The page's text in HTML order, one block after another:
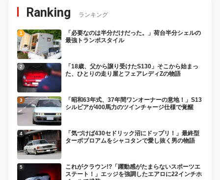
Ranking ランキング
「必要なのは半分だけだった。」荷台半分シェルの
最強トランポスタイル
「18歳、父から譲り受けたS130」そこから始まっ
た、ひとりの走り屋とフェアレディZの物語
「昭和63年式、37年間ワンオーナーの意地！」S13
シルビアが400馬力のツインチャージ仕様で覚醒
「気づけば430セドリック沼にドップリ！」最終型
ターボブロアムをシャコタンで愛し抜く男の物語
これがクラウン!?「躍動感がたまらないスポーツエ
ステート！」エッジを強調したエアロに22インチホ